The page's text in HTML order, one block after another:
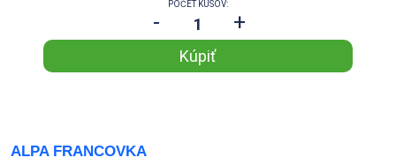
POČET KUSOV:
- +
ALPA FRANCOVKA